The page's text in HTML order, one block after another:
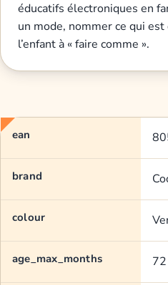
éducatifs électroniques en
un mode, nommer ce qui
l’enfant à « faire comme ».
ean
brand
colour
age_max_months 72